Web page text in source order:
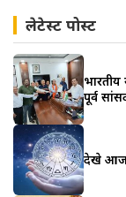
लेटेस्ट पोस्ट
पूर्व
देखे आज